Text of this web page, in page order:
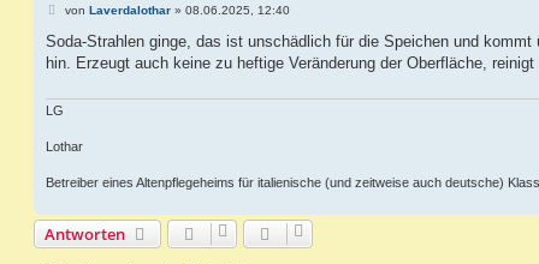
B
i
r
von Laverdalothar» 08.06.2025, 12:40
Soda-Strahlen ginge, das ist unschädlich für die Speichen und kommt
hin. Erzeugt auch keine zu heftige Veränderung der Oberfläche, reinigt
LG
Lothar
Betreiber eines Altenpflegeheims für italienische (und zeitweise auch deutsche)
Antworten